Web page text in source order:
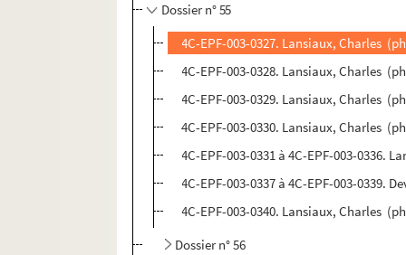
Dossier n° 55
4C-EPF-003-0327. Lansiaux, Charles
4C-EPF-003-0328. Lansiaux, Charles
4C-EPF-003-0329. Lansiaux, Charles
4C-EPF-003-0330. Lansiaux, Charles
4C-EPF-003-0331 à 4C-EPF-003-
4C-EPF-003-0337 à 4C-EPF-003-
4C-EPF-003-0340. Lansiaux, Charles
Dossier n° 56